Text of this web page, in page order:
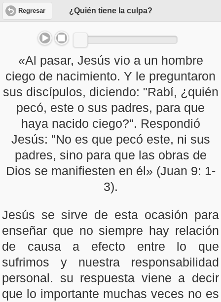
Regresar ¿Quién tiene la culpa?
«Al pasar, Jesús vio a un hombre
ciego de nacimiento. Y le preguntaron
sus discípulos, diciendo: "Rabí, ¿quién
pecó, este o sus padres, para que
haya nacido ciego?". Respondió
Jesús: "No es que pecó este, ni sus
padres, sino para que las obras de
Dios se manifiesten en él» (Juan 9: 1-
3).
Jesús se sirve de esta ocasión para
enseñar que no siempre hay relación
de causa a efecto entre lo que
sufrimos y nuestra responsabilidad
personal. su respuesta viene a decir
que lo importante muchas veces no es